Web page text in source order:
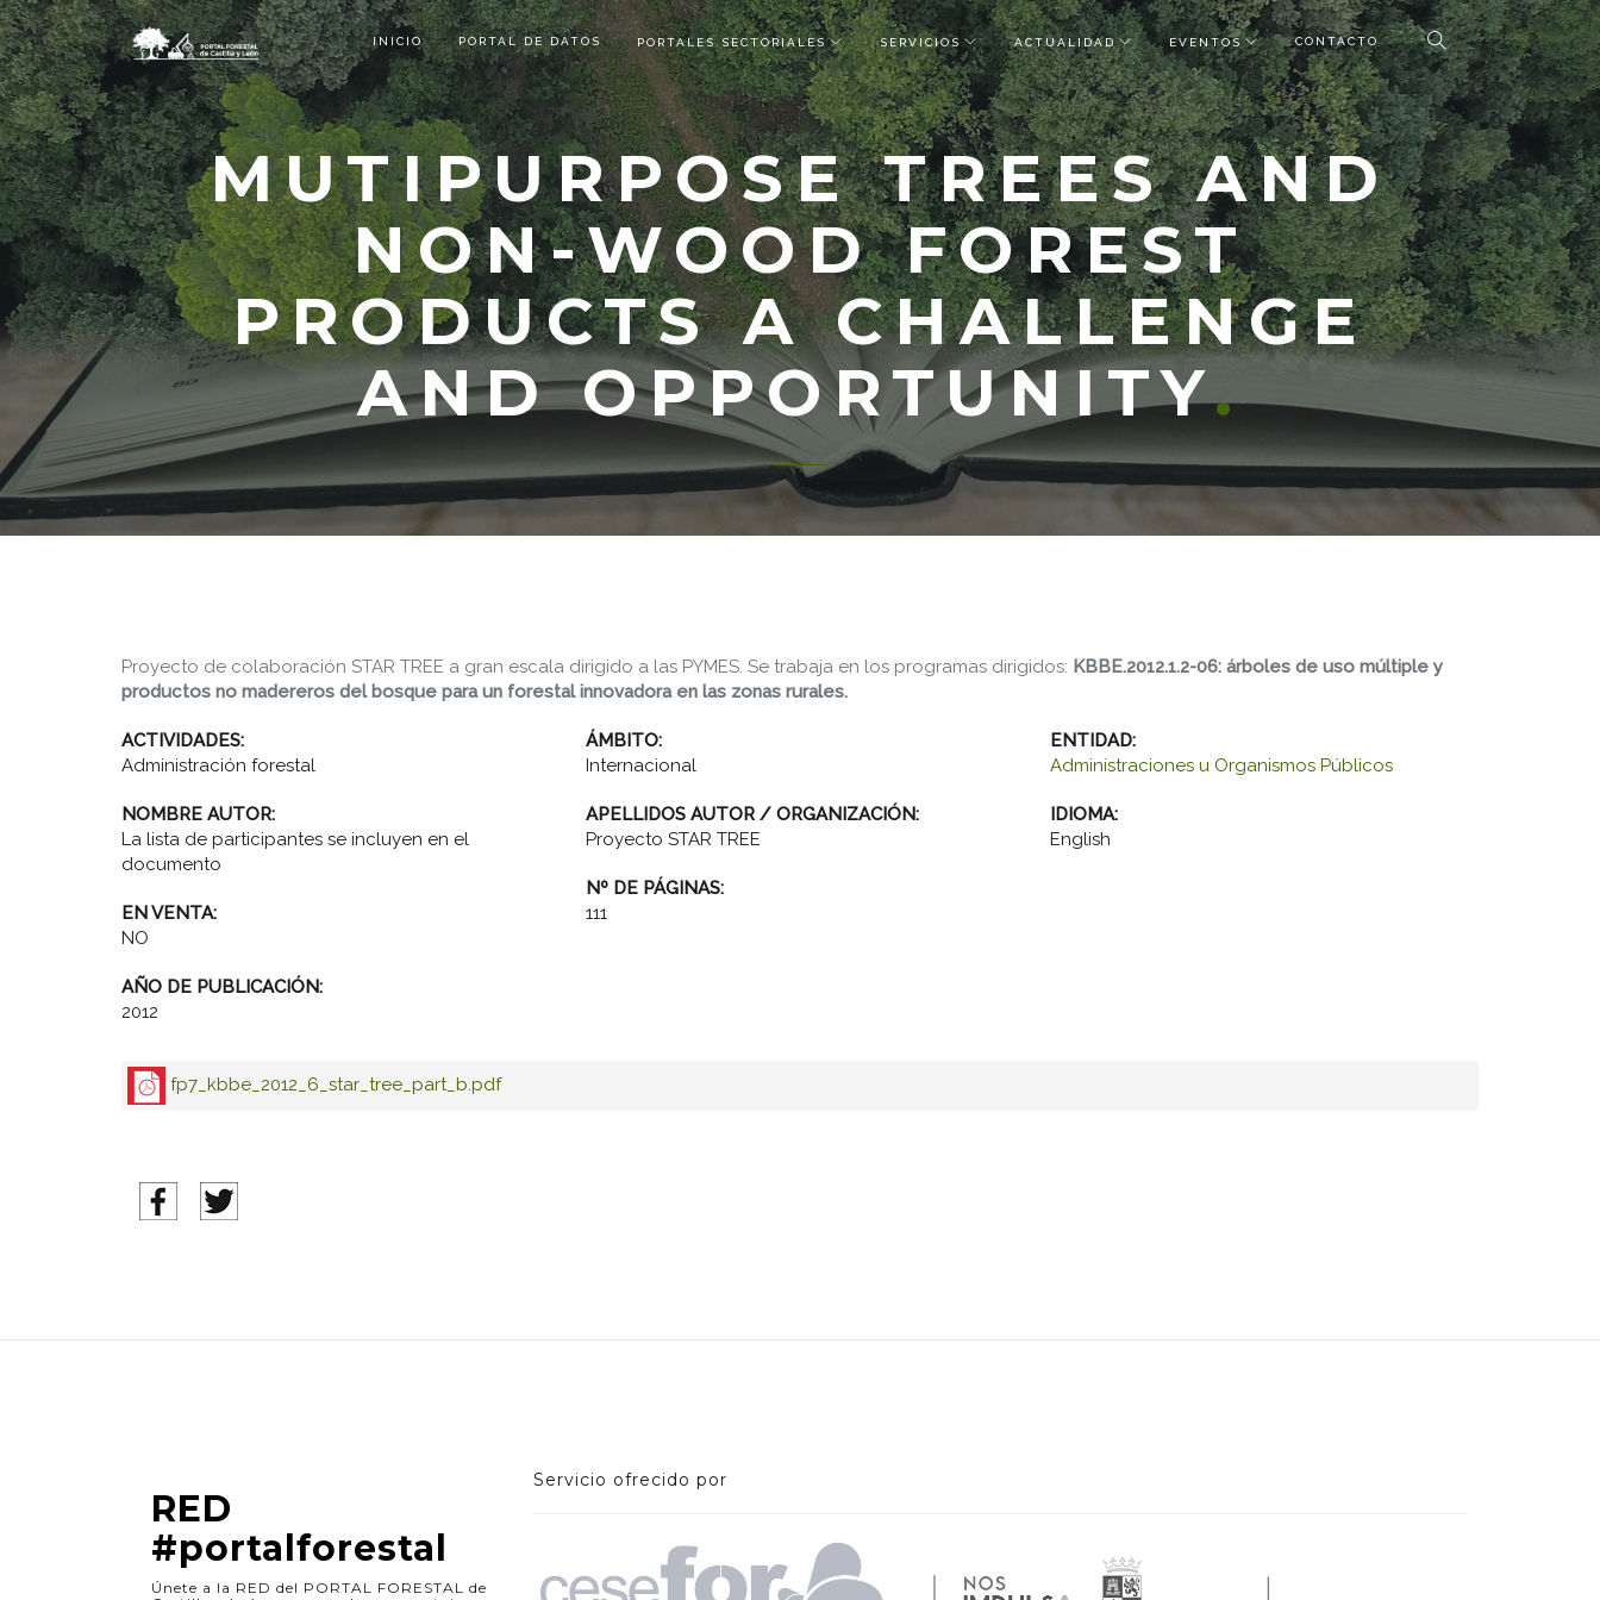
INICIO PORTAL DE DATOS PORTALES SECTORIALES SERVICIOS ACTUALIDAD EVENTOS CONTACTO
MUTIPURPOSE TREES AND
NON-WOOD FOREST
PRODUCTS A CHALLENGE
AND OPPORTUNITY
Proyecto de colaboración STAR TREE a gran escala dirigido a las PYMES. Se trabaja en los programas dirigidos: KBBE.2012.1.2-06: árboles de uso múltiple y
productos no madereros del bosque para un forestal innovadora en las zonas rurales.
ACTIVIDADES:
Administración forestal
NOMBRE AUTOR:
La lista de participantes se incluyen en el
documento
EN VENTA:
NO
AÑO DE PUBLICACIÓN:
2012
ÁMBITO:
Internacional
APELLIDOS AUTOR / ORGANIZACIÓN:
Proyecto STAR TREE
Nº DE PÁGINAS:
111
ENTIDAD:
Administraciones u Organismos Públicos
IDIOMA:
English
fp7_kbbe_2012_6_star_tree_part_b.pdf
RED
#portalforestal
Únete a la RED del PORTAL FORESTAL de
Servicio ofrecido por